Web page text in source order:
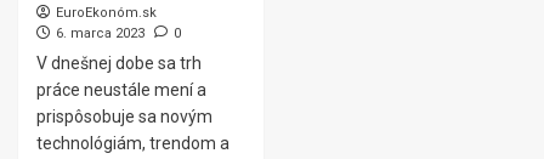
EuroEkonóm.sk
6. marca 2023
0
V dnešnej dobe sa trh
práce neustále mení a
prispôsobuje sa novým
technológiám, trendom a